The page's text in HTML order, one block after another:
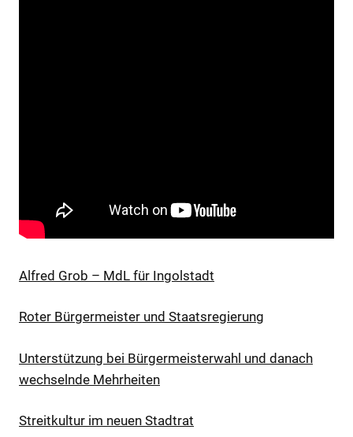
Alfred Grob – MdL für Ingolstadt
Roter Bürgermeister und Staatsregierung
Unterstützung bei Bürgermeisterwahl und danach
wechselnde Mehrheiten
Streitkultur im neuen Stadtrat